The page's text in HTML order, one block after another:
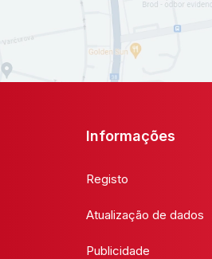
Informações
Registo
Atualização de dados
Publicidade